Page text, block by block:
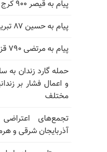
پیام به قیصر ۹۰۰ کرج
پیام به حسین ۸۷ تبریز
پیام به مرتضی ۷۹۰ قزوین
و اعمال فشار بر
مختلف
تجمع‌های
آذربایجان شرقی و